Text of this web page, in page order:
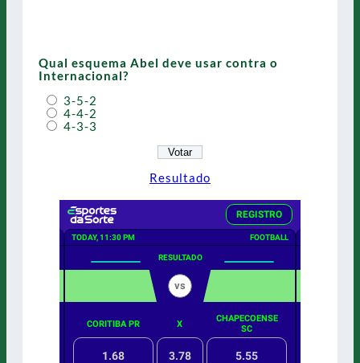
Qual esquema Abel deve usar contra o
Internacional?
3-5-2
4-4-2
4-3-3
Resultado